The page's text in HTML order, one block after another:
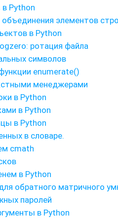
Python
элементов
в Python
ротация файла
символов
enumerate()
менеджерами
в Python
в Python
в Python
в словаре.
cmath
в Python
обратного матричного
паролей
в Python